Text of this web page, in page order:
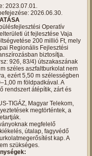
2023.07.01.
2026.06.30.
Operatív
út fejlesztése Vaja
200 millió Ft, mely
Regionális Fejlesztési
biztosítja.
926, 83/4) útszakaszának
széles aszfaltburkolat nem
ezért 5,50 m szélességben
m földpadkával. A
rendszert átépítik, zárt és
TIGÁZ, Magyar Telekom,
megtörténtek, a
megfelelő
útalap, fagyvédő
kap. A
szükséges.